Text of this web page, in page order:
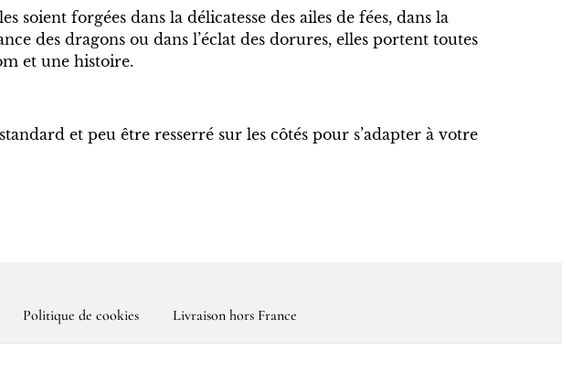
soient forgées dans la délicatesse des ailes de fées, dans la
des dragons ou dans l’éclat des dorures, elles portent toutes
et une histoire.
et peu être resserré sur les côtés pour s’adapter à votre
Politique de cookies Livraison hors France